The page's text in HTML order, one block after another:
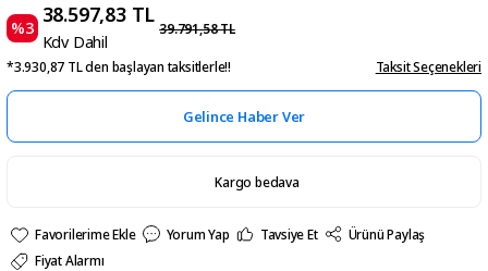
%3
38.597,83 TL
Kdv Dahil
39.791,58 TL
*3.930,87 TL den başlayan taksitlerle!! Taksit Seçenekleri
Gelince Haber Ver
Kargo bedava
Yorum Yap Tavsiye Et
Ürünü Paylaş
Fiyat Alarmı